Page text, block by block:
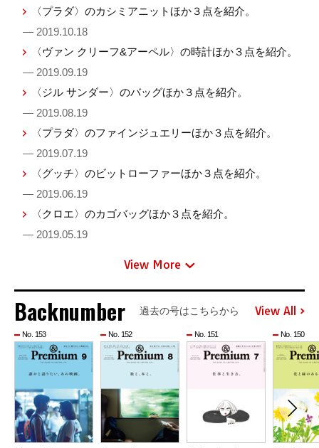
〈プラダ〉のカシミアニットほか３点を紹介。
— 2019.10.18
〈ヴァン クリーフ&アーペル〉の時計ほか３点を紹介。
— 2019.09.19
〈ジル サンダー〉のバッグほか３点を紹介。
— 2019.08.19
〈プラダ〉のファインジュエリーほか３点を紹介。
— 2019.07.19
〈グッチ〉のビットローファーほか３点を紹介。
— 2019.06.19
〈クロエ〉のカゴバッグほか３点を紹介。
— 2019.05.19
View More
Backnumber 過去の号はこちらから View All
No. 153 No. 152 No. 151 No. 150